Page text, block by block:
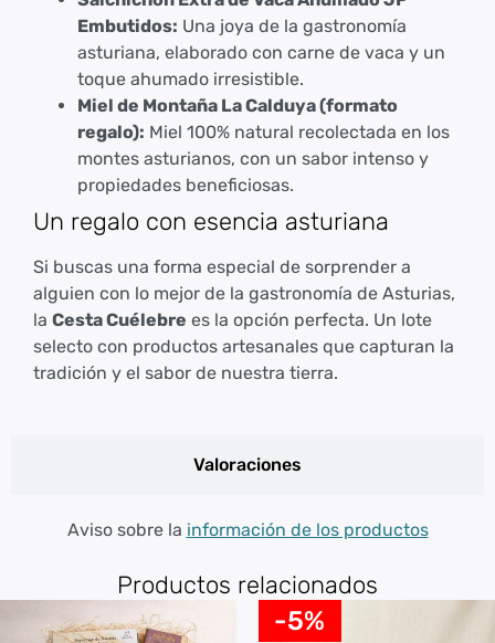
Valoraciones
Embutidos: Una joya de la gastronomía
asturiana, elaborado con carne de vaca y un
toque ahumado irresistible.
Miel de Montaña La Calduya (formato
regalo): Miel 100% natural recolectada en los
montes asturianos, con un sabor intenso y
propiedades beneficiosas.
Un regalo con esencia asturiana
Si buscas una forma especial de sorprender a
alguien con lo mejor de la gastronomía de Asturias,
la Cesta Cuélebre es la opción perfecta. Un lote
selecto con productos artesanales que capturan la
tradición y el sabor de nuestra tierra.
Aviso sobre la información de los productos
Productos relacionados
-5%